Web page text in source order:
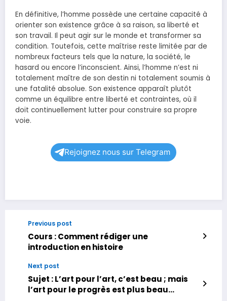
En définitive, l’homme possède une certaine capacité à
orienter son existence grâce à sa raison, sa liberté et
son travail. Il peut agir sur le monde et transformer sa
condition. Toutefois, cette maîtrise reste limitée par de
nombreux facteurs tels que la nature, la société, le
hasard ou encore l’inconscient. Ainsi, l’homme n’est ni
totalement maître de son destin ni totalement soumis à
une fatalité absolue. Son existence apparaît plutôt
comme un équilibre entre liberté et contraintes, où il
doit continuellement lutter pour construire sa propre
voie.
Rejoignez nous sur Telegram
Previous post
Cours : Comment rédiger une
introduction en histoire
Next post
Sujet : L’art pour l’art, c’est beau ; mais
l’art pour le progrès est plus beau